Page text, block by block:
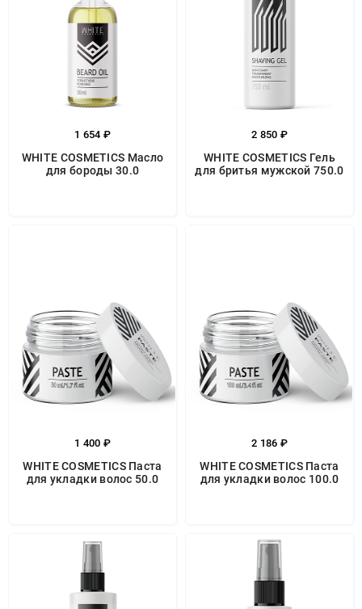
1 654 ₽
WHITE COSMETICS Масло
для бороды 30.0
2 850 ₽
WHITE COSMETICS Гель
для бритья мужской 750.0
1 400 ₽
WHITE COSMETICS Паста
для укладки волос 50.0
2 186 ₽
WHITE COSMETICS Паста
для укладки волос 100.0